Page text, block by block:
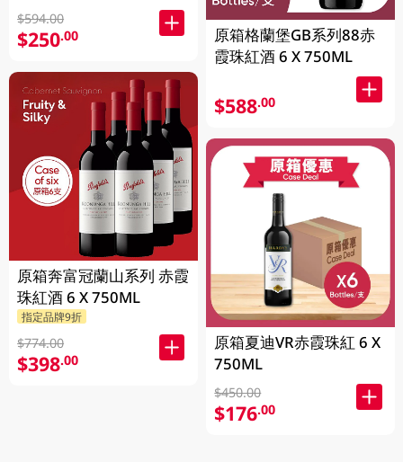
$594.00
$250.00
原箱奔富冠蘭山系列 赤霞
珠紅酒 6 X 750ML
指定品牌9折
$774.00
$398.00
原箱格蘭堡GB系列88赤
霞珠紅酒 6 X 750ML
$588.00
原箱夏迪VR赤霞珠紅 6 X
750ML
$450.00
$176.00